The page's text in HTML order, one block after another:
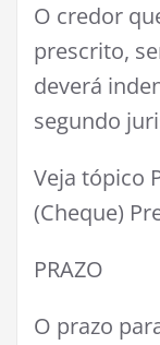
O credor
prescrito,
deverá
segundo
Veja tópico
(Cheque)
PRAZO
O prazo